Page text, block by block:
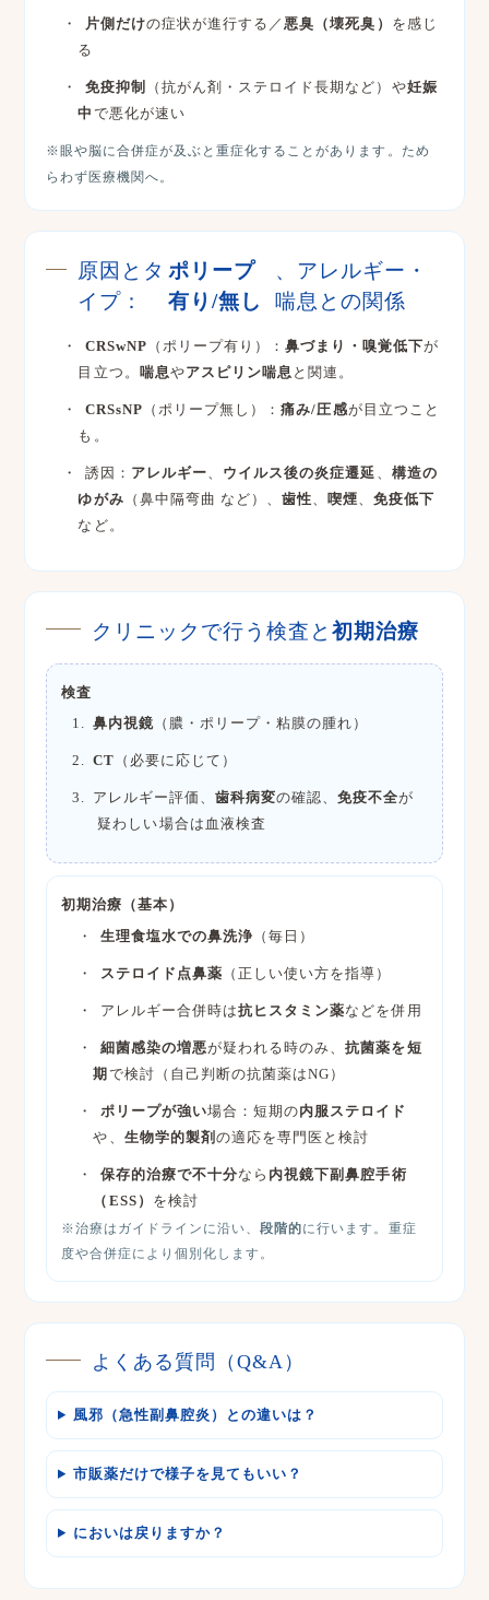
片側だけの症状が進行する／ 悪臭（壊死臭） を感じ
る
免疫抑制 （抗がん剤・ステロイド長期など）や妊娠
中 で悪化が速い
※眼や脳に合併症が及ぶと重症化することがあります。ため
らわず医療機関へ。
原因とタ
イプ：
ポリープ
有り/無し
、アレルギー・
喘息との関係
CRSwNP （ポリープ有り）：鼻づまり・嗅覚低下が
目立つ。 喘息やアスピリン喘息 と関連。
CRSsNP （ポリープ無し）：痛み/圧感が目立つこと
も。
誘因： アレルギー、 ウイルス後の炎症遷延 、 構造の
ゆがみ （鼻中隔弯曲 など）、歯性、喫煙、免疫低下
など。
クリニックで行う検査と初期治療
検査
鼻内視鏡（膿・ポリープ・粘膜の腫れ）
CT （必要に応じて）
アレルギー評価、 歯科病変の確認、免疫不全が
疑わしい場合は血液検査
初期治療（基本）
生理食塩水での鼻洗浄 （毎日）
ステロイド点鼻薬 （正しい使い方を指導）
アレルギー合併時は抗ヒスタミン薬などを併用
細菌感染の増悪が疑われる時のみ、抗菌薬を短
期で検討（自己判断の抗菌薬はNG）
ポリープが強い場合：短期の内服ステロイド
や、 生物学的製剤 の適応を専門医と検討
保存的治療で不十分なら 内視鏡下副鼻腔手術
（ESS） を検討
※治療はガイドラインに沿い、段階的に行います。重症
度や合併症により個別化します。
よくある質問（Q&A）
風邪（急性副鼻腔炎）との違いは？
市販薬だけで様子を見てもいい？
においは戻りますか？